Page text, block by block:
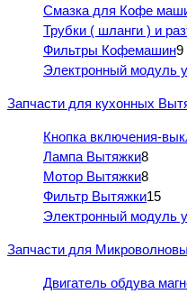
Смазка для Кофе
Трубки ( шланги ) и
Фильтры Кофемашин9
Электронный модуль
Запчасти для кухонных
Кнопка включения-
Лампа Вытяжки8
Мотор Вытяжки8
Фильтр Вытяжки15
Электронный модуль
Запчасти для
Двигатель обдува